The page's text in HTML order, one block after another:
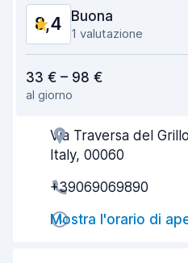
8,4 Buona
1 valutazione
Facile da trovare
Gentilezza degli agenti
33 € – 98 €
al giorno
Via Traversa del
Italy, 00060
+39069069890
Mostra l'orario di